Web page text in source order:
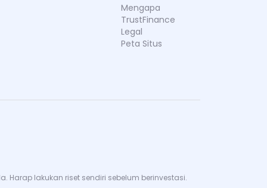
Mengapa
TrustFinance
Legal
Peta Situs
lakukan riset sendiri sebelum berinvestasi.